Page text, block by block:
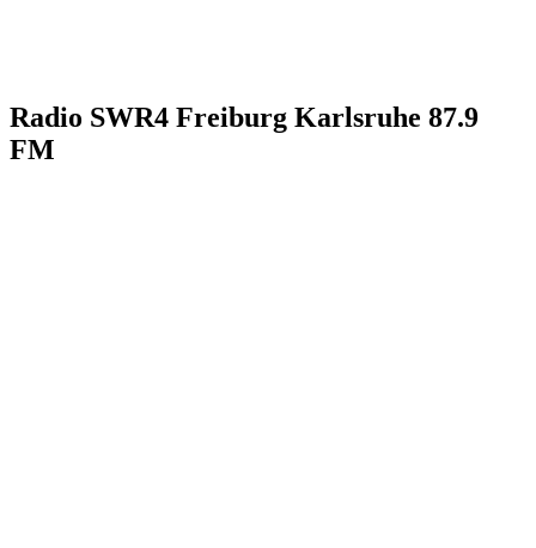
Radio SWR4 Freiburg Karlsruhe 87.9
FM